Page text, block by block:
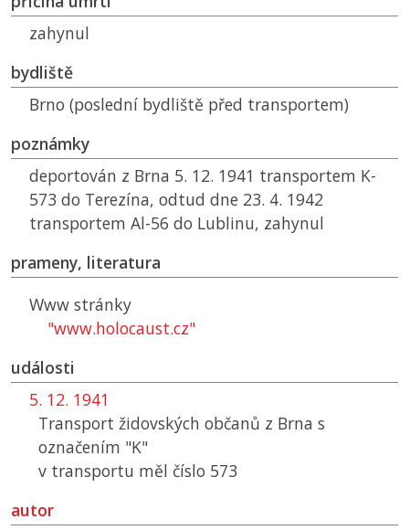
zahynul
bydliště
Brno (poslední bydliště před transportem)
poznámky
deportován z Brna 5. 12. 1941 transportem K-
573 do Terezína, odtud dne 23. 4. 1942
transportem Al-56 do Lublinu, zahynul
prameny, literatura
Www stránky
"www.holocaust.cz"
události
5. 12. 1941
Transport židovských občanů z Brna s
označením "K"
v transportu měl číslo 573
autor